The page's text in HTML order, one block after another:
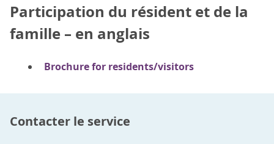
Participation du résident et de la
famille – en anglais
Brochure for residents/visitors
Contacter le service